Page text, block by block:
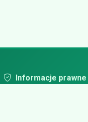
Informacje prawne